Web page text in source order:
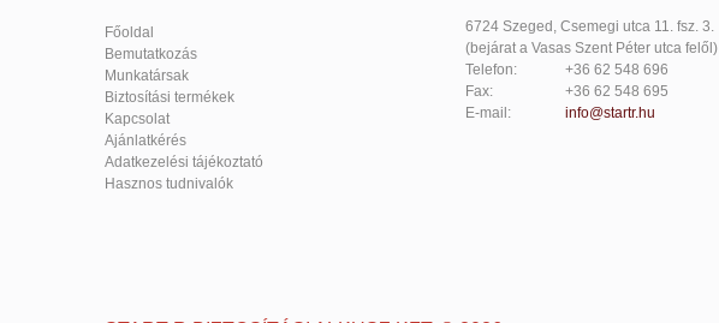
Főoldal
Bemutatkozás
Munkatársak
Biztosítási termékek
Kapcsolat
Ajánlatkérés
Adatkezelési tájékoztató
Hasznos tudnivalók
6724 Szeged, Csemegi utca 11. fsz. 3.
(bejárat a Vasas Szent Péter utca felől)
Telefon:
+36 62 548 696
Fax:
+36 62 548 695
E-mail:
info@startr.hu